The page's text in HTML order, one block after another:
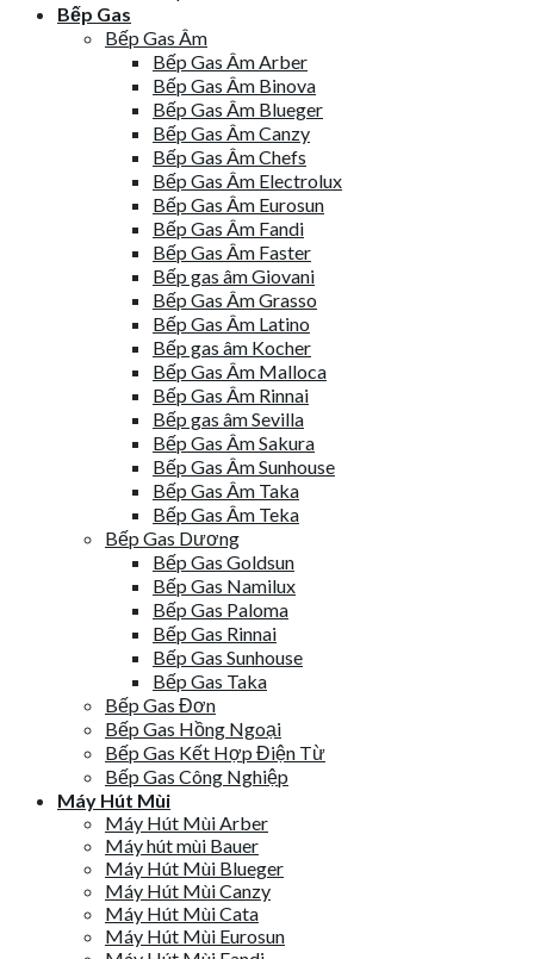
Bếp Gas
Bếp Gas Âm
Bếp Gas Âm Arber
Bếp Gas Âm Binova
Bếp Gas Âm Blueger
Bếp Gas Âm Canzy
Bếp Gas Âm Chefs
Bếp Gas Âm Electrolux
Bếp Gas Âm Eurosun
Bếp Gas Âm Fandi
Bếp Gas Âm Faster
Bếp gas âm Giovani
Bếp Gas Âm Grasso
Bếp Gas Âm Latino
Bếp gas âm Kocher
Bếp Gas Âm Malloca
Bếp Gas Âm Rinnai
Bếp gas âm Sevilla
Bếp Gas Âm Sakura
Bếp Gas Âm Sunhouse
Bếp Gas Âm Taka
Bếp Gas Âm Teka
Bếp Gas Dương
Bếp Gas Goldsun
Bếp Gas Namilux
Bếp Gas Paloma
Bếp Gas Rinnai
Bếp Gas Sunhouse
Bếp Gas Taka
Bếp Gas Đơn
Bếp Gas Hồng Ngoại
Bếp Gas Kết Hợp Điện Từ
Bếp Gas Công Nghiệp
Máy Hút Mùi
Máy Hút Mùi Arber
Máy hút mùi Bauer
Máy Hút Mùi Blueger
Máy Hút Mùi Canzy
Máy Hút Mùi Cata
Máy Hút Mùi Eurosun